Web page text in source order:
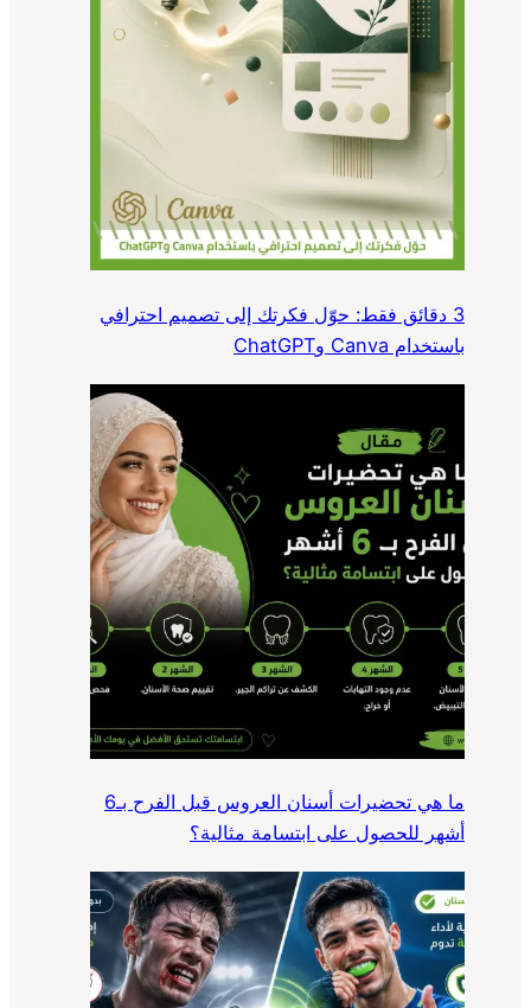
3 دقائق فقط: حوّل فكرتك إلى تصميم احترافي
باستخدام Canva وChatGPT
ما هي تحضيرات أسنان العروس قبل الفرح بـ6
أشهر للحصول على ابتسامة مثالية؟